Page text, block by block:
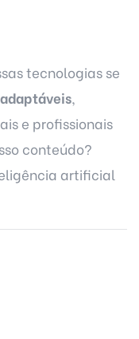
tecnologias se
,
e profissionais
conteúdo?
artificial